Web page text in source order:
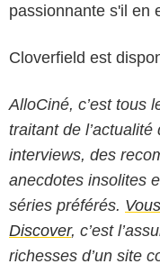
passionnante s'il en
Cloverfield est
AlloCiné, c’est tous
traitant de
interviews, des
anecdotes insolites
séries préférés.
Discover, c’est
richesses d’un site